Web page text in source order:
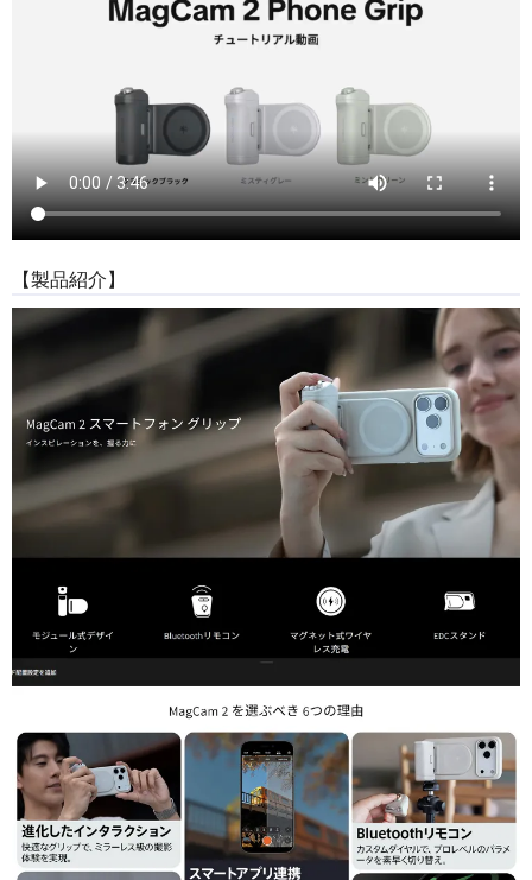
【製品紹介】